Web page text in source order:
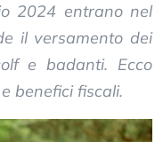
2024 entrano nel
il versamento dei
e badanti. Ecco
benefici fiscali.